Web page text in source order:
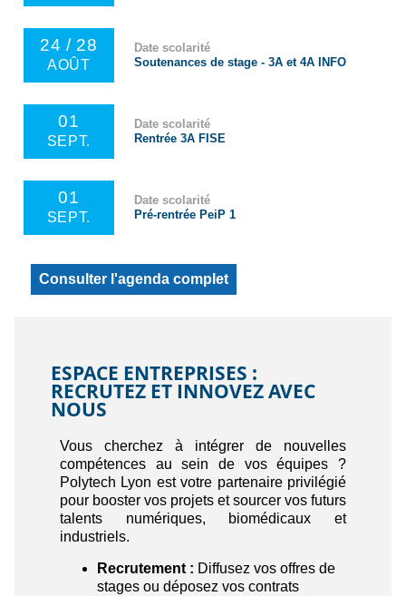
24 / 28
AOÛT
Date scolarité
Soutenances de stage - 3A et 4A INFO
01
SEPT.
Date scolarité
Rentrée 3A FISE
01
SEPT.
Date scolarité
Pré-rentrée PeiP 1
Consulter l'agenda complet
ESPACE ENTREPRISES :
RECRUTEZ ET INNOVEZ AVEC
NOUS
Vous cherchez à intégrer de nouvelles
compétences au sein de vos équipes ?
Polytech Lyon est votre partenaire privilégié
pour booster vos projets et sourcer vos futurs
talents numériques, biomédicaux et
industriels.
Recrutement : Diffusez vos offres de
stages ou déposez vos contrats